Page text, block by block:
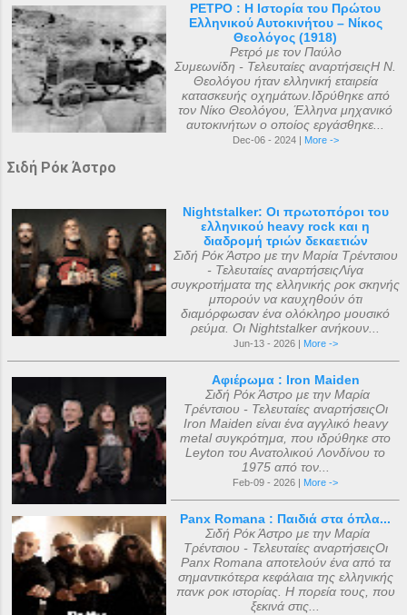
ΡΕΤΡΟ : Η Ιστορία του Πρώτου
Ελληνικού Αυτοκινήτου – Νίκος
Θεολόγος (1918)
Ρετρό με τον Παύλο
Συμεωνίδη - Τελευταίες αναρτήσειςΗ Ν.
Θεολόγου ήταν ελληνική εταιρεία
κατασκευής οχημάτων.Ιδρύθηκε από
τον Νίκο Θεολόγου, Έλληνα μηχανικό
αυτοκινήτων ο οποίος εργάσθηκε...
Dec-06 - 2024 | More ->
Σιδή Ρόκ Άστρο
Nightstalker: Οι πρωτοπόροι του
ελληνικού heavy rock και η
διαδρομή τριών δεκαετιών
Σιδή Ρόκ Άστρο με την Μαρία Τρέντσιου
- Τελευταίες αναρτήσειςΛίγα
συγκροτήματα της ελληνικής ροκ σκηνής
μπορούν να καυχηθούν ότι
διαμόρφωσαν ένα ολόκληρο μουσικό
ρεύμα. Οι Nightstalker ανήκουν...
Jun-13 - 2026 | More ->
Αφιέρωμα : Iron Maiden
Σιδή Ρόκ Άστρο με την Μαρία
Τρέντσιου - Τελευταίες αναρτήσειςΟι
Iron Maiden είναι ένα αγγλικό heavy
metal συγκρότημα, που ιδρύθηκε στο
Leyton του Ανατολικού Λονδίνου το
1975 από τον...
Feb-09 - 2026 | More ->
Panx Romana : Παιδιά στα όπλα...
Σιδή Ρόκ Άστρο με την Μαρία
Τρέντσιου - Τελευταίες αναρτήσειςΟι
Panx Romana αποτελούν ένα από τα
σημαντικότερα κεφάλαια της ελληνικής
πανκ ροκ ιστορίας. Η πορεία τους, που
ξεκινά στις...